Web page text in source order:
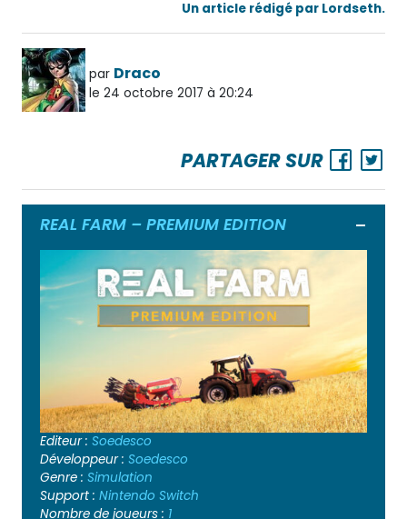
Un article rédigé par Lordseth.
par Draco
le 24 octobre 2017 à 20:24
PARTAGER SUR
REAL FARM – PREMIUM EDITION
Editeur : Soedesco
Développeur : Soedesco
Genre : Simulation
Support : Nintendo Switch
Nombre de joueurs : 1